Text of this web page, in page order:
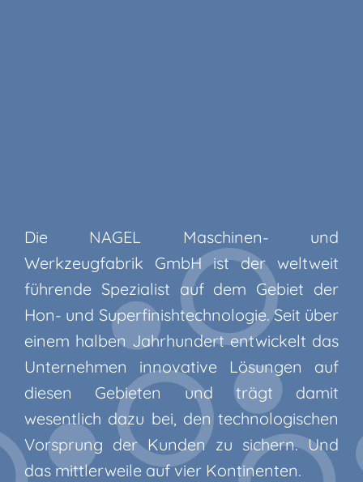
Die NAGEL Maschinen- und
Werkzeugfabrik GmbH ist der weltweit
führende Spezialist auf dem Gebiet der
Hon- und Superfinishtechnologie. Seit über
einem halben Jahrhundert entwickelt das
Unternehmen innovative Lösungen auf
diesen Gebieten und trägt damit
wesentlich dazu bei, den technologischen
Vorsprung der Kunden zu sichern. Und
das mittlerweile auf vier Kontinenten.